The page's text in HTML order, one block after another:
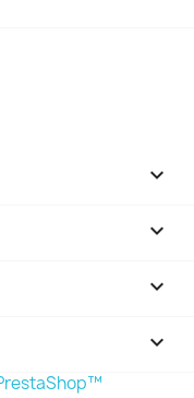



keyboard_arrow_down